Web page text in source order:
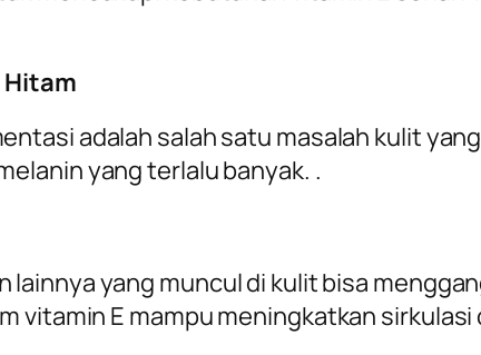
adalah salah satu masalah kulit
yang terlalu banyak. .
lainnya yang muncul di kulit bisa
vitamin E mampu meningkatkan